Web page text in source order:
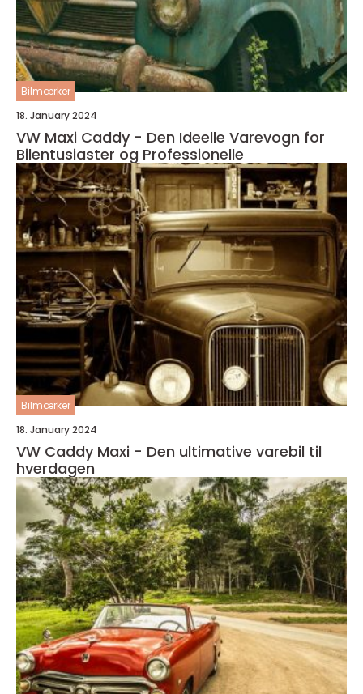
Bilmærker
18. January 2024
VW Maxi Caddy - Den Ideelle Varevogn for
Bilentusiaster og Professionelle
Bilmærker
18. January 2024
VW Caddy Maxi - Den ultimative varebil til
hverdagen